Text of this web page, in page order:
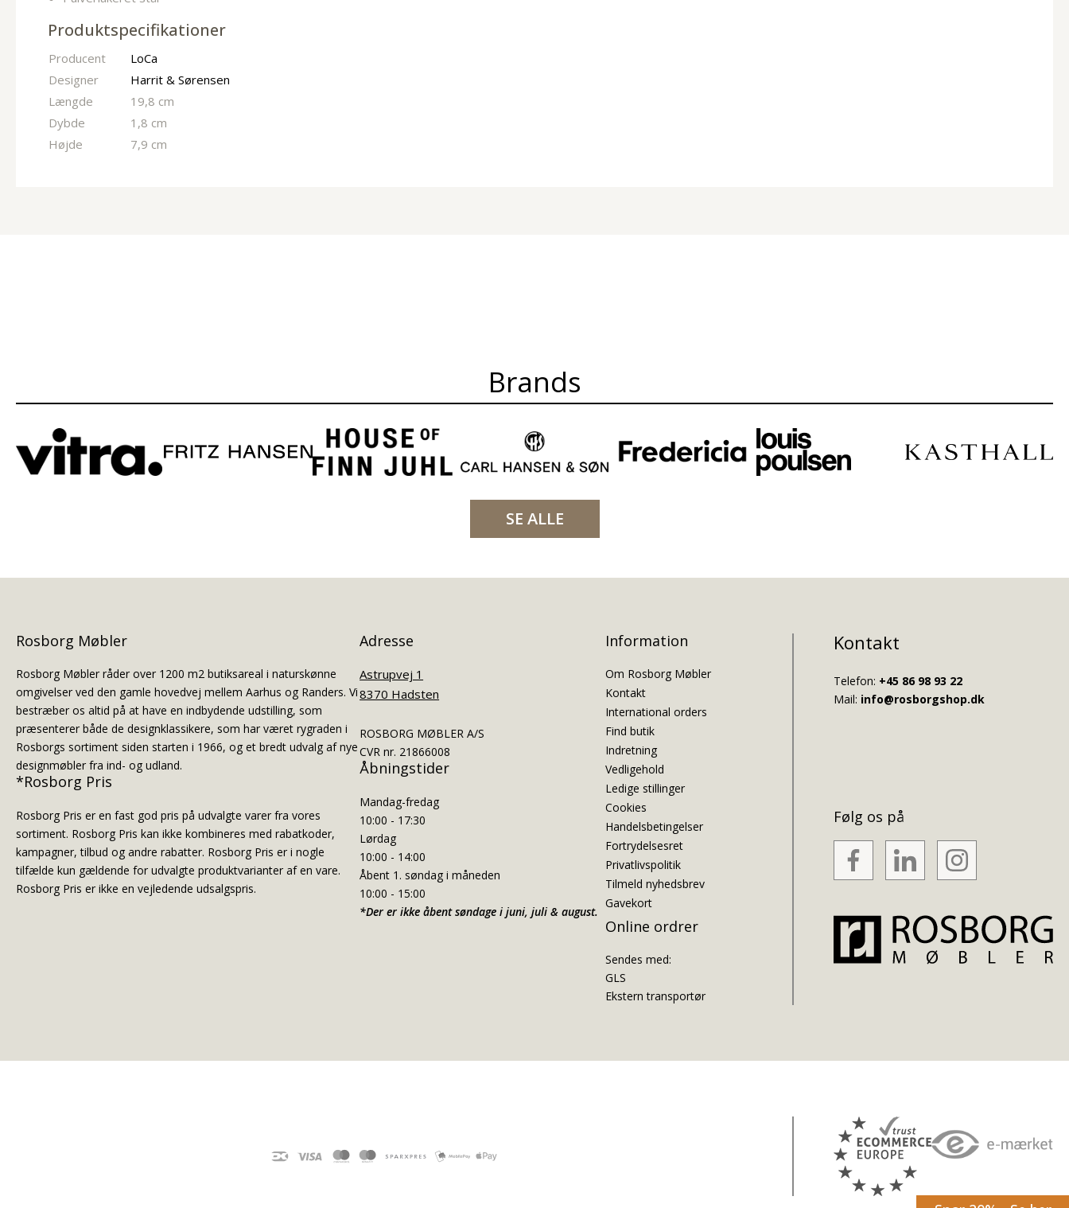
Produktspecifikationer
Producent
LoCa
Designer
Harrit & Sørensen
Længde
19,8 cm
Dybde
1,8 cm
Højde
7,9 cm
Brands
SE ALLE
Rosborg Møbler
Rosborg Møbler råder over 1200 m2 butiksareal i naturskønne
omgivelser ved den gamle hovedvej mellem Aarhus og Randers. Vi
bestræber os altid på at have en indbydende udstilling, som
præsenterer både de designklassikere, som har været rygraden i
Rosborgs sortiment siden starten i 1966, og et bredt udvalg af nye
designmøbler fra ind- og udland.
*Rosborg Pris
Rosborg Pris er en fast god pris på udvalgte varer fra vores
sortiment. Rosborg Pris kan ikke kombineres med rabatkoder,
kampagner, tilbud og andre rabatter. Rosborg Pris er i nogle
tilfælde kun gældende for udvalgte produktvarianter af en vare.
Rosborg Pris er ikke en vejledende udsalgspris.
Adresse
Astrupvej 1
8370 Hadsten
ROSBORG MØBLER A/S
CVR nr. 21866008
Åbningstider
Mandag-fredag
10:00 - 17:30
Lørdag
10:00 - 14:00
Åbent 1. søndag i måneden
10:00 - 15:00
*Der er ikke åbent søndage i juni, juli & august.
Information
Om Rosborg Møbler
Kontakt
International orders
Find butik
Indretning
Vedligehold
Ledige stillinger
Cookies
Handelsbetingelser
Fortrydelsesret
Privatlivspolitik
Tilmeld nyhedsbrev
Gavekort
Online ordrer
Sendes med:
GLS
Ekstern transportør
Kontakt
Telefon: +45 86 98 93 22
Mail: info@rosborgshop.dk
Følg os på